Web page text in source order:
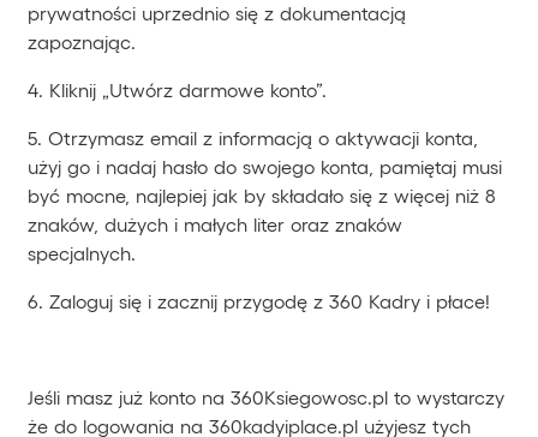
prywatności uprzednio się z dokumentacją
zapoznając.
4. Kliknij „Utwórz darmowe konto”.
5. Otrzymasz email z informacją o aktywacji konta,
użyj go i nadaj hasło do swojego konta, pamiętaj musi
być mocne, najlepiej jak by składało się z więcej niż 8
znaków, dużych i małych liter oraz znaków
specjalnych.
6. Zaloguj się i zacznij przygodę z 360 Kadry i płace!
Jeśli masz już konto na 360Ksiegowosc.pl to wystarczy
że do logowania na 360kadyiplace.pl użyjesz tych